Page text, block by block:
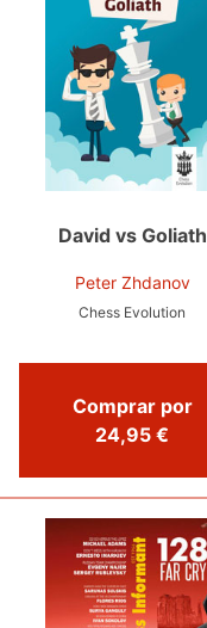
David vs Goliath
Peter Zhdanov
Chess Evolution
Comprar por
24,95 €